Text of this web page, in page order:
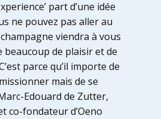
part d’une idée
ne pouvez pas aller au
viendra à vous
beaucoup de plaisir et de
parce qu’il importe de
mais de se
Edouard de Zutter,
co-fondateur d’Oeno